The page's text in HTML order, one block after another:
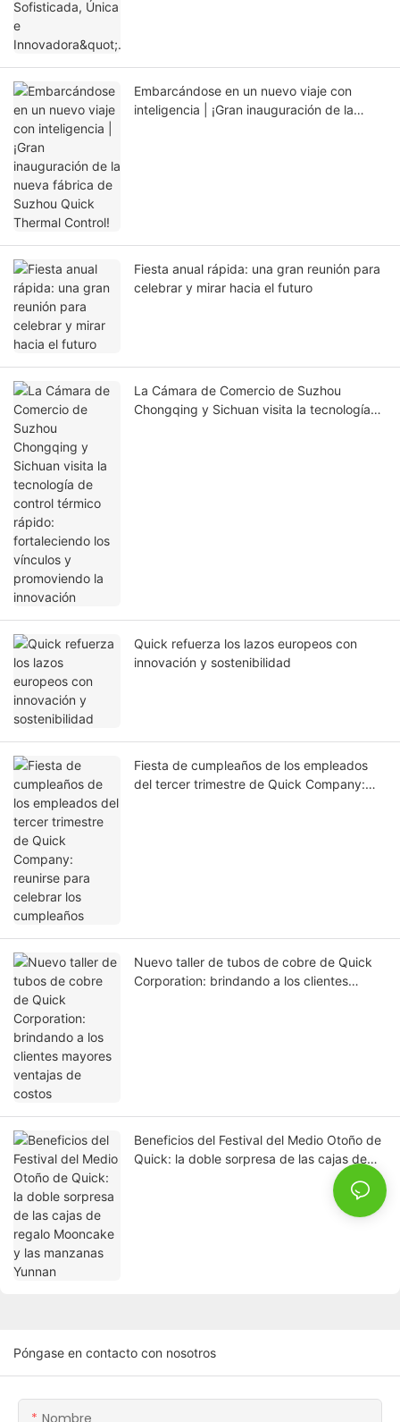
Embarcándose en un nuevo viaje con
inteligencia | ¡Gran inauguración de la
Fiesta anual rápida: una gran reunión para
celebrar y mirar hacia el futuro
La Cámara de Comercio de Suzhou
Chongqing y Sichuan visita la tecnología
Quick refuerza los lazos europeos con
innovación y sostenibilidad
Fiesta de cumpleaños de los empleados
del tercer trimestre de Quick Company:
Nuevo taller de tubos de cobre de Quick
Corporation: brindando a los clientes
Beneficios del Festival del Medio Otoño de
Quick: la doble sorpresa de las cajas de
regalo Mooncake y las manzanas Yunnan
Póngase en contacto con nosotros